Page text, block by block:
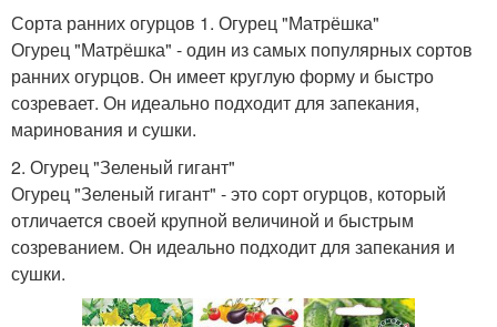
Сорта ранних огурцов 1. Огурец "Матрёшка"
Огурец "Матрёшка" - один из самых популярных сортов
ранних огурцов. Он имеет круглую форму и быстро
созревает. Он идеально подходит для запекания,
маринования и сушки.
2. Огурец "Зеленый гигант"
Огурец "Зеленый гигант" - это сорт огурцов, который
отличается своей крупной величиной и быстрым
созреванием. Он идеально подходит для запекания и
сушки.